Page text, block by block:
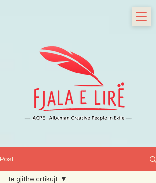
Post
Të gjithë artikujt